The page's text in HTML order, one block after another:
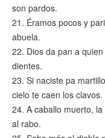
son pardos.
21. Éramos pocos y
abuela.
22. Dios da pan a
dientes.
23. Si naciste pa
cielo te caen los clavos.
24. A caballo muerto, la
al rabo.